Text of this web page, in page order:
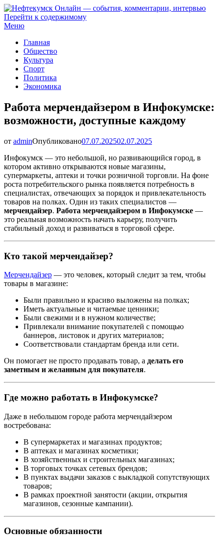
Нефтекумск Онлайн — события, комментарии, интервью
Перейти к содержимому
Меню
Главная
Общество
Культура
Спорт
Политика
Экономика
Работа мерчендайзером в Инфокумске:
возможности, доступные каждому
от adminОпубликовано07.07.202502.07.2025
Инфокумск — это небольшой, но развивающийся город, в
котором активно открываются новые магазины,
супермаркеты, аптеки и точки розничной торговли. На фоне
роста потребительского рынка появляется потребность в
специалистах, отвечающих за порядок и привлекательность
товаров на полках. Один из таких специалистов —
мерчендайзер. Работа мерчендайзером в Инфокумске —
это реальная возможность начать карьеру, получить
стабильный доход и развиваться в торговой сфере.
Кто такой мерчендайзер?
Мерчендайзер — это человек, который следит за тем, чтобы
товары в магазине:
Были правильно и красиво выложены на полках;
Иметь актуальные и читаемые ценники;
Были свежими и в нужном количестве;
Привлекали внимание покупателей с помощью
баннеров, листовок и других материалов;
Соответствовали стандартам бренда или сети.
Он помогает не просто продавать товар, а делать его
заметным и желанным для покупателя.
Где можно работать в Инфокумске?
Даже в небольшом городе работа мерчендайзером
востребована:
В супермаркетах и магазинах продуктов;
В аптеках и магазинах косметики;
В хозяйственных и строительных магазинах;
В торговых точках сетевых брендов;
В пунктах выдачи заказов с выкладкой сопутствующих
товаров;
В рамках проектной занятости (акции, открытия
магазинов, сезонные кампании).
Основные обязанности